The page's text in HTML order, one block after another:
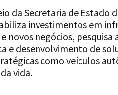
da Secretaria de Estado
investimentos em
novos negócios,
e desenvolvimento de
como veículos
vida.